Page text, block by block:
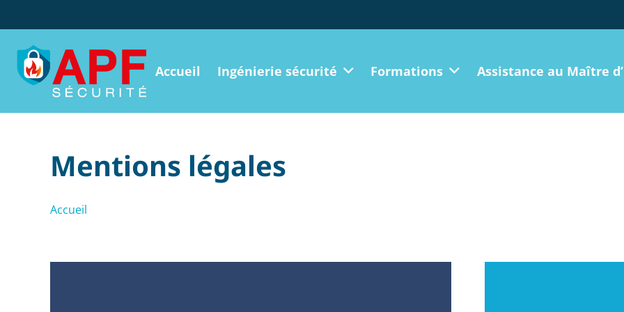
Accueil Ingénierie sécurité Formations Assistance au Maître
Mentions légales
Accueil